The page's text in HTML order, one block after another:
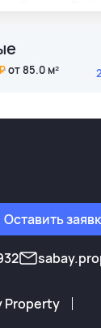
от 85.0 м²
Оставить
Property